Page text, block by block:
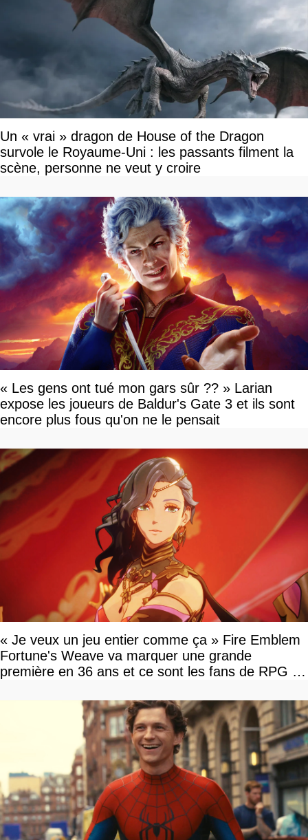
Un « vrai » dragon de House of the Dragon
survole le Royaume-Uni : les passants filment la
scène, personne ne veut y croire
« Les gens ont tué mon gars sûr ?? » Larian
expose les joueurs de Baldur's Gate 3 et ils sont
encore plus fous qu'on ne le pensait
« Je veux un jeu entier comme ça » Fire Emblem
Fortune's Weave va marquer une grande
première en 36 ans et ce sont les fans de RPG en